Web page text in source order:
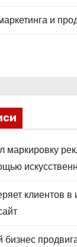
и
маркировку
клиентов в
бизнес